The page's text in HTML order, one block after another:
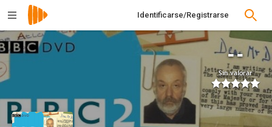
Identificarse/Registrarse
--
Sin valorar